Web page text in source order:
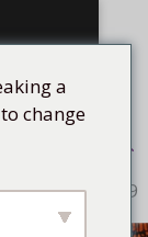
Habana, 2019
a
change